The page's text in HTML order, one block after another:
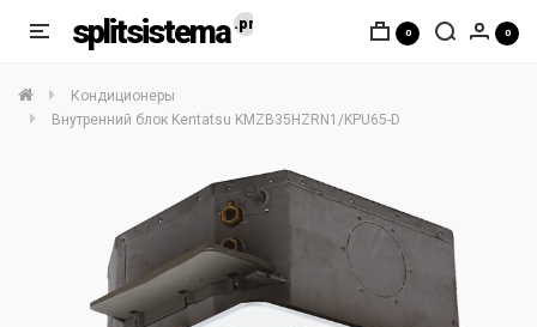
splitsistema 0 0
Кондиционеры
Внутренний блок Kentatsu KMZB35HZRN1/KPU65-D